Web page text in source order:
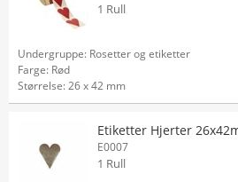
1 Rull
Undergruppe: Rosetter og etiketter
Farge: Rød
Størrelse: 26 x 42 mm
Etiketter Hjerter
E0007
1 Rull